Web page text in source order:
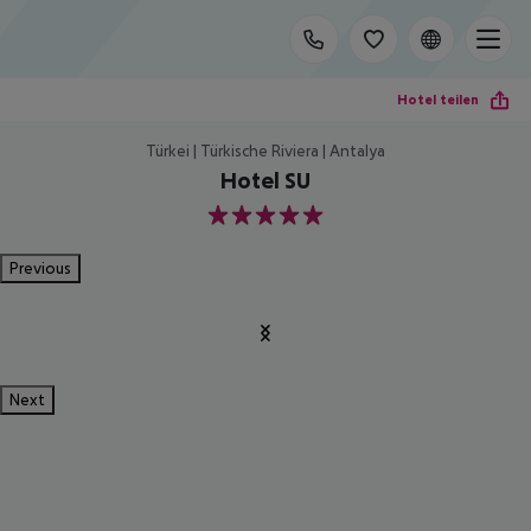
Hotel teilen
Türkei | Türkische Riviera | Antalya
Hotel SU
5
Previous
Next